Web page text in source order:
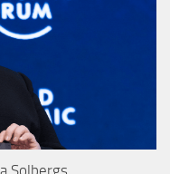
Solbergs